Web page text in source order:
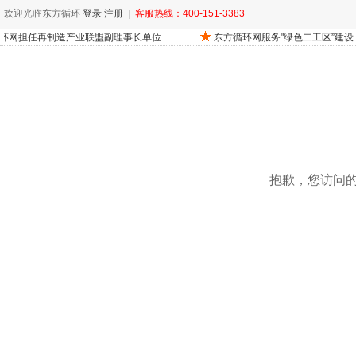
欢迎光临东方循环 登录 注册 客服热线：400-151-3383
抱歉，您访问